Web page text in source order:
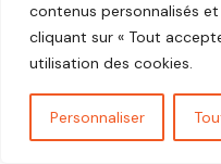
contenus personnalisés
cliquant sur « Tout
utilisation des cookies.
Personnaliser